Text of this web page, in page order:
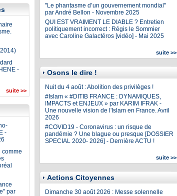
-
suite >>
-
comme
par
"Le phantasme d’un gouvernement mondial"
par André Bellon - Novembre 2025
QUI EST VRAIMENT LE DIABLE ? Entretien
politiquement incorrect : Régis le Sommier
avec Caroline Galactéros [vidéo] - Mai 2025
suite >>
Osons le dire !
Nuit du 4 août : Abolition des privilèges !
#Islam « #DITIB FRANCE : DYNAMIQUES,
IMPACTS et ENJEUX » par KARIM IFRAK -
Une nouvelle vision de l'Islam en France. Avril
2026
#COVID19 - Coronavirus : un risque de
pandémie ? Une blague ou presque [DOSSIER
SPECIAL 2020- 2026] - Dernière ACTU !
suite >>
Actions Citoyennes
Dimanche 30 août 2026 : Messe solennelle